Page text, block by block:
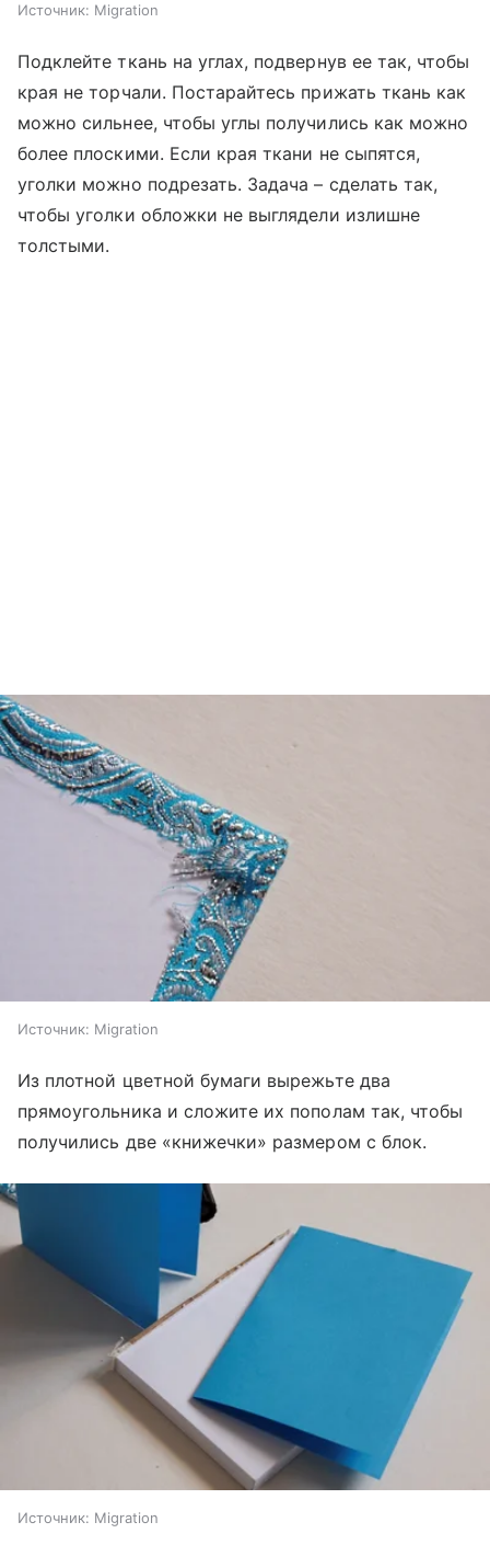
Источник: Migration
Подклейте ткань на углах, подвернув ее так, чтобы
края не торчали. Постарайтесь прижать ткань как
можно сильнее, чтобы углы получились как можно
более плоскими. Если края ткани не сыпятся,
уголки можно подрезать. Задача – сделать так,
чтобы уголки обложки не выглядели излишне
толстыми.
Источник: Migration
Из плотной цветной бумаги вырежьте два
прямоугольника и сложите их пополам так, чтобы
получились две «книжечки» размером с блок.
Источник: Migration